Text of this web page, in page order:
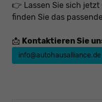
👉 Lassen Sie sich
finden Sie das
📩 Kontaktieren Sie
info@autohausalliance.de